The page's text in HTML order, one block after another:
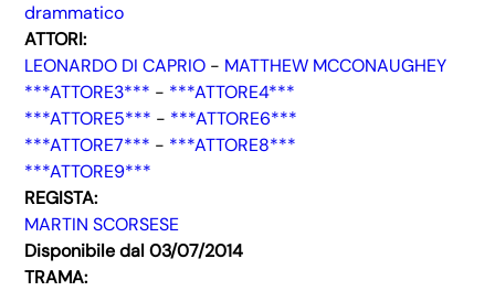
drammatico
ATTORI:
LEONARDO DI CAPRIO - MATTHEW MCCONAUGHEY
***ATTORE3*** - ***ATTORE4***
***ATTORE5*** - ***ATTORE6***
***ATTORE7*** - ***ATTORE8***
***ATTORE9***
REGISTA:
MARTIN SCORSESE
Disponibile dal 03/07/2014
TRAMA: